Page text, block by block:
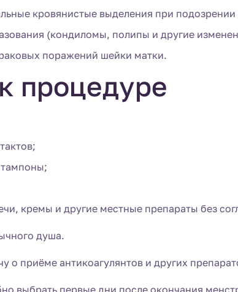
кровянистые выделения при
(кондиломы, полипы и другие
поражений шейки матки.
процедуре
тампоны;
кремы и другие местные препараты без
душа.
о приёме антикоагулянтов и других